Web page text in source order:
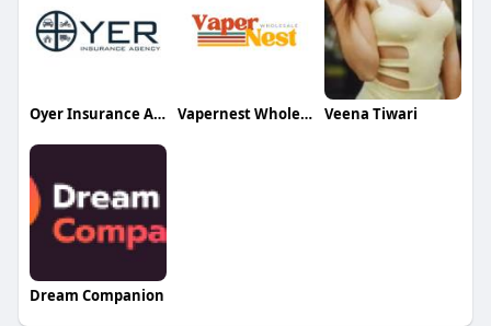
Oyer Insurance Agency LLC Vapernest Wholesale Veena Tiwari
Dream Companion